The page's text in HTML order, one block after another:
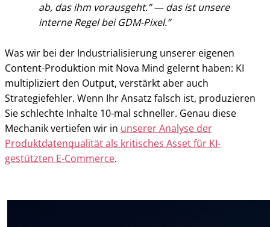
ab, das ihm vorausgeht.” — das ist unsere
interne Regel bei GDM-Pixel.
Was wir bei der Industrialisierung unserer eigenen
Content-Produktion mit Nova Mind gelernt haben: KI
multipliziert den Output, verstärkt aber auch
Strategiefehler. Wenn Ihr Ansatz falsch ist, produzieren
Sie schlechte Inhalte 10-mal schneller. Genau diese
Mechanik vertiefen wir in unserer Analyse der
Produktdatenqualität als kritisches Asset für KI-
gestützten E-Commerce.